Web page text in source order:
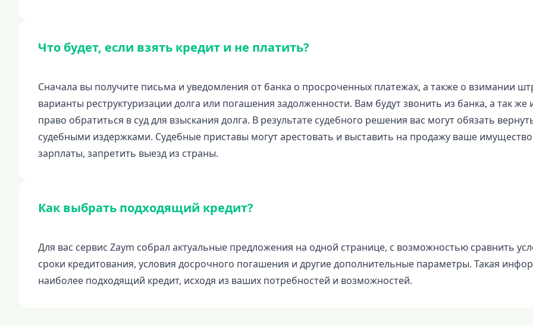
Что будет, если взять кредит и не платить?
Сначала вы получите письма и уведомления от банка о просроченных платежах, а также о взимании
варианты реструктуризации долга или погашения задолженности. Вам будут звонить из банка, а так
право обратиться в суд для взыскания долга. В результате судебного решения вас могут обязать
судебными издержками. Судебные приставы могут арестовать и выставить на продажу ваше
зарплаты, запретить выезд из страны.
Как выбрать подходящий кредит?
Для вас сервис Zaym собрал актуальные предложения на одной странице, с возможностью сравнить
сроки кредитования, условия досрочного погашения и другие дополнительные параметры. Такая
наиболее подходящий кредит, исходя из ваших потребностей и возможностей.